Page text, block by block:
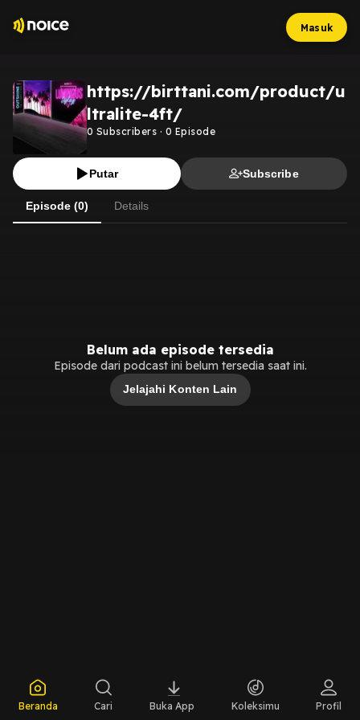
Masuk
https://birttani.com/product/u
ltralite-4ft/
0 Subscribers · 0 Episode
Putar Subscribe
Episode (0) Details
Belum ada episode tersedia
Episode dari podcast ini belum tersedia saat ini.
Jelajahi Konten Lain
Beranda Cari Buka App Koleksimu Profil